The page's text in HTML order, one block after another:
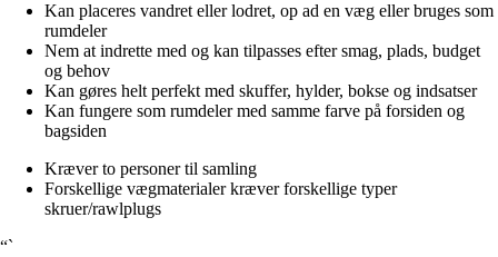
Kan placeres vandret eller lodret, op ad en væg eller bruges som
rumdeler
Nem at indrette med og kan tilpasses efter smag, plads, budget
og behov
Kan gøres helt perfekt med skuffer, hylder, bokse og indsatser
Kan fungere som rumdeler med samme farve på forsiden og
bagsiden
Kræver to personer til samling
Forskellige vægmaterialer kræver forskellige typer
skruer/rawlplugs
“`